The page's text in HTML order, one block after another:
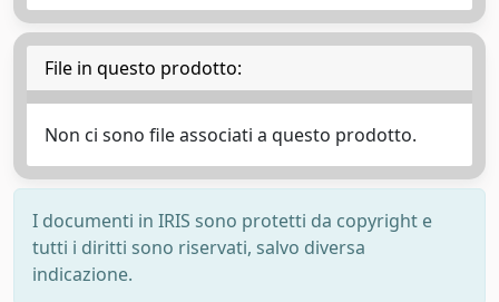
File in questo prodotto:
Non ci sono file associati a questo prodotto.
I documenti in IRIS sono protetti da copyright e
tutti i diritti sono riservati, salvo diversa
indicazione.